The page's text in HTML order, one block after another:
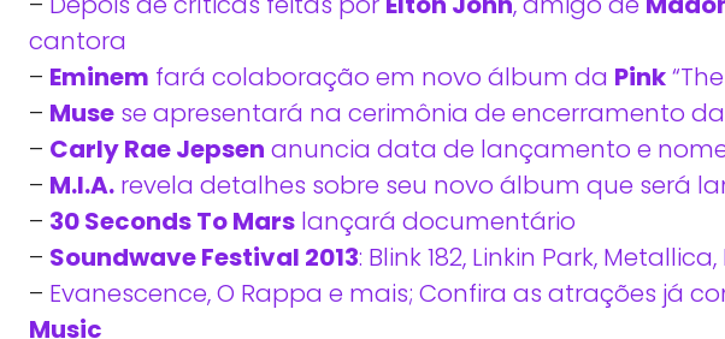
cantora
– Eminem fará colaboração em novo álbum da Pink
– Muse se apresentará na cerimônia de encerramento
– Carly Rae Jepsen anuncia data de lançamento e
– M.I.A. revela detalhes sobre seu novo álbum que será
– 30 Seconds To Mars lançará documentário
– Soundwave Festival 2013: Blink 182, Linkin Park,
– Evanescence, O Rappa e mais; Confira as atrações já
Music